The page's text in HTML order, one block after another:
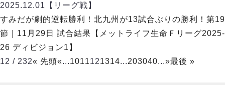
2025.12.01
【リーグ戦】
すみだが劇的逆転勝利！北九州が13試合ぶりの勝利！第19
節｜11月29日 試合結果【メットライフ生命Ｆリーグ2025-
26 ディビジョン1】
12 / 232« 先頭«...1011121314...203040...»最後 »